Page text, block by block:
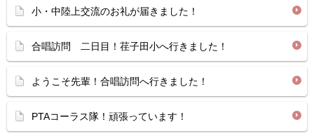
小・中陸上交流のお礼が届きました！
合唱訪問 二日目！荏子田小へ行きました！
ようこそ先輩！合唱訪問へ行きました！
PTAコーラス隊！頑張っています！